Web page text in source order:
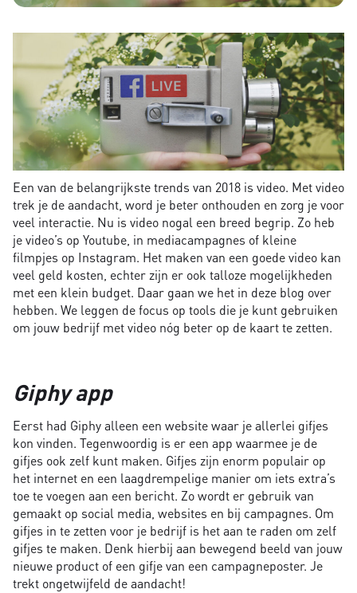
Een van de belangrijkste trends van 2018 is video. Met video
trek je de aandacht, word je beter onthouden en zorg je voor
veel interactie. Nu is video nogal een breed begrip. Zo heb
je video’s op Youtube, in mediacampagnes of kleine
filmpjes op Instagram. Het maken van een goede video kan
veel geld kosten, echter zijn er ook talloze mogelijkheden
met een klein budget. Daar gaan we het in deze blog over
hebben. We leggen de focus op tools die je kunt gebruiken
om jouw bedrijf met video nóg beter op de kaart te zetten.
Giphy app
Eerst had Giphy alleen een website waar je allerlei gifjes
kon vinden. Tegenwoordig is er een app waarmee je de
gifjes ook zelf kunt maken. Gifjes zijn enorm populair op
het internet en een laagdrempelige manier om iets extra’s
toe te voegen aan een bericht. Zo wordt er gebruik van
gemaakt op social media, websites en bij campagnes. Om
gifjes in te zetten voor je bedrijf is het aan te raden om zelf
gifjes te maken. Denk hierbij aan bewegend beeld van jouw
nieuwe product of een gifje van een campagneposter. Je
trekt ongetwijfeld de aandacht!